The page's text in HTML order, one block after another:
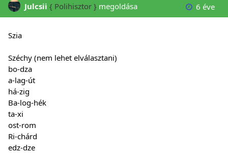
Julcsii { Polihisztor } megoldása 6 éve
Szia
Széchy (nem lehet elválasztani)
bo-dza
a-lag-út
há-zig
Ba-log-hék
ta-xi
ost-rom
Ri-chárd
edz-dze